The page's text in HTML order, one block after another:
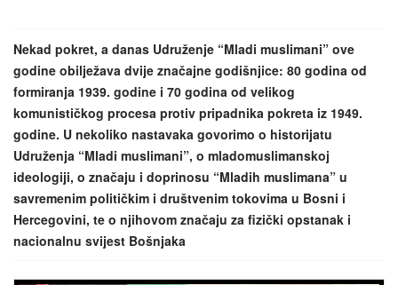
g
a
t
i
o
n
Nekad pokret, a danas Udruženje “Mladi muslimani” ove
godine obilježava dvije značajne godišnjice: 80 godina od
formiranja 1939. godine i 70 godina od velikog
komunističkog procesa protiv pripadnika pokreta iz 1949.
godine. U nekoliko nastavaka govorimo o historijatu
Udruženja “Mladi muslimani”, o mladomuslimanskoj
ideologiji, o značaju i doprinosu “Mladih muslimana” u
savremenim političkim i društvenim tokovima u Bosni i
Hercegovini, te o njihovom značaju za fizički opstanak i
nacionalnu svijest Bošnjaka